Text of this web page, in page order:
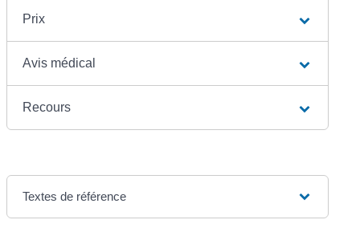
Prix
Avis médical
Recours
Textes de référence